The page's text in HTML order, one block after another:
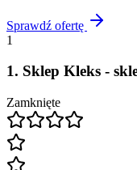
Sprawdź ofertę
1
1. Sklep Kleks -
Zamknięte